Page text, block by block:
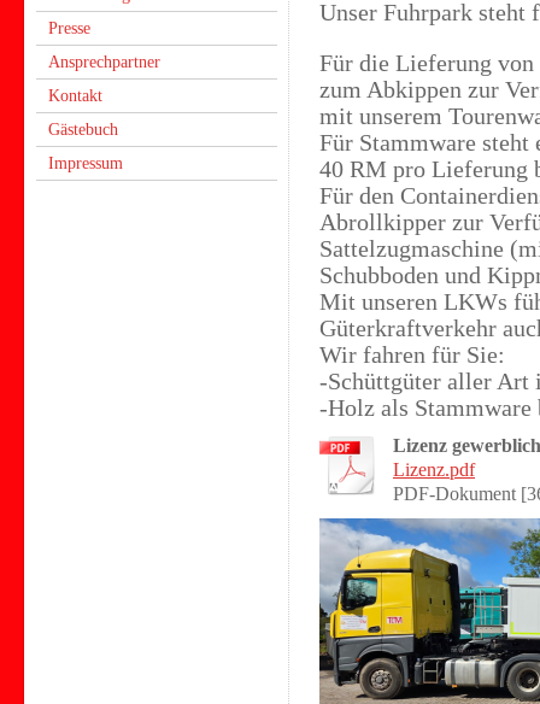
Presse
Ansprechpartner
Kontakt
Gästebuch
Impressum
Unser Fuhrpark steht
Für die Lieferung
zum Abkippen zur
mit unserem
Für Stammware
40 RM pro Lieferung
Für den
Abrollkipper zur
Sattelzugmaschine
Schubboden und
Mit unseren LKWs
Güterkraftverkehr
Wir fahren für Sie:
-Schüttgüter aller Art
-Holz als
Lizenz
Lizenz.pdf
PDF-Dokument